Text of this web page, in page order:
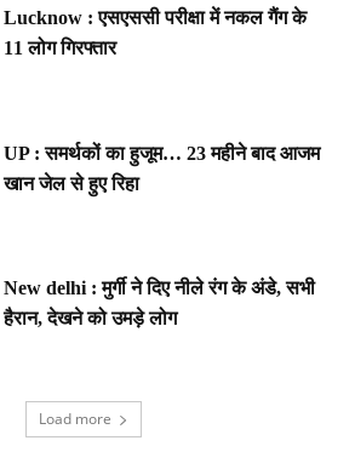
Lucknow : एसएससी परीक्षा में नकल गैंग के
11 लोग गिरफ्तार
UP : समर्थकों का हुजूम… 23 महीने बाद आजम
खान जेल से हुए रिहा
New delhi : मुर्गी ने दिए नीले रंग के अंडे, सभी
हैरान, देखने को उमड़े लोग
Load more